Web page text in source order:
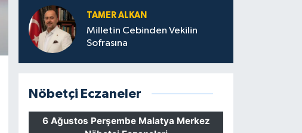
TAMER ALKAN
Milletin Cebinden Vekilin
Sofrasına
Nöbetçi Eczaneler